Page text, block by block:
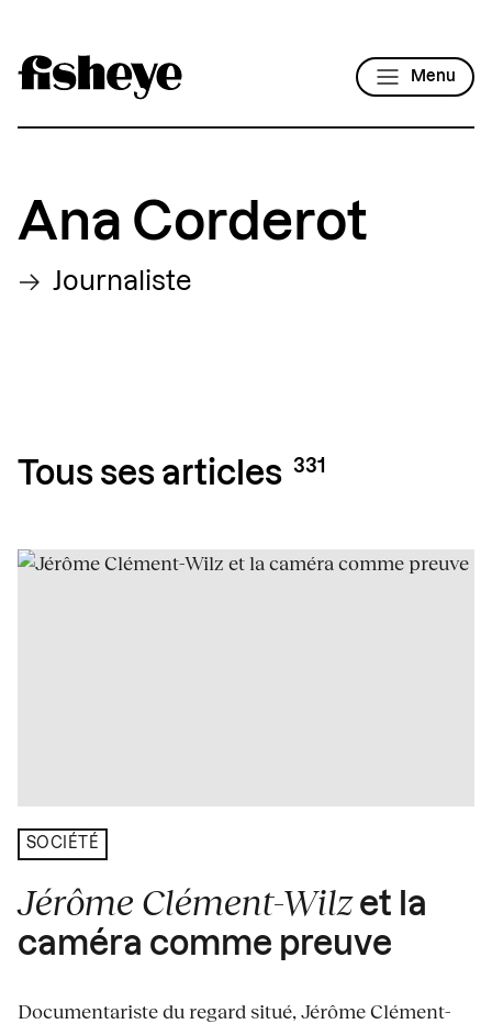
Menu
Ana Corderot
Journaliste
Tous ses articles 331
SOCIÉTÉ
Jérôme Clément-Wilzet la
caméra comme preuve
Documentariste du regard situé, Jérôme Clément-